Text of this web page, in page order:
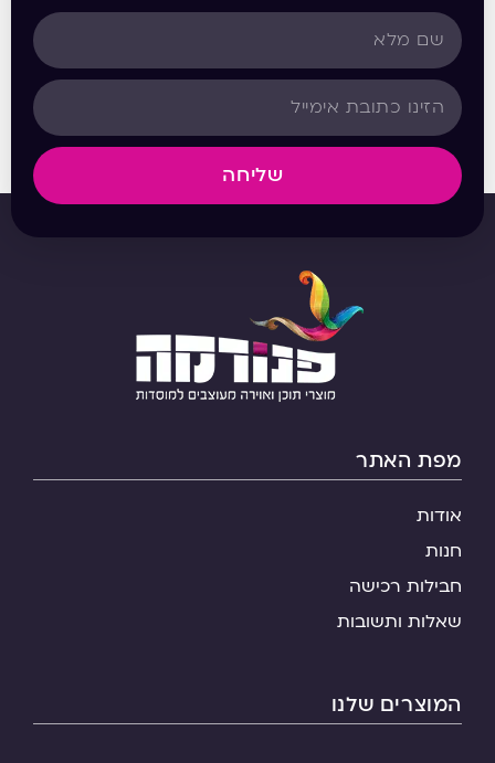
שליחה
מפת האתר
אודות
חנות
חבילות רכישה
שאלות ותשובות
המוצרים שלנו